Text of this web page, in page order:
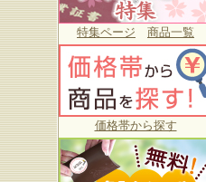
特集ページ 商品一覧
価格帯から探す